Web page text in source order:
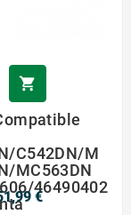

C542DN/M
MC563DN
46490402
€